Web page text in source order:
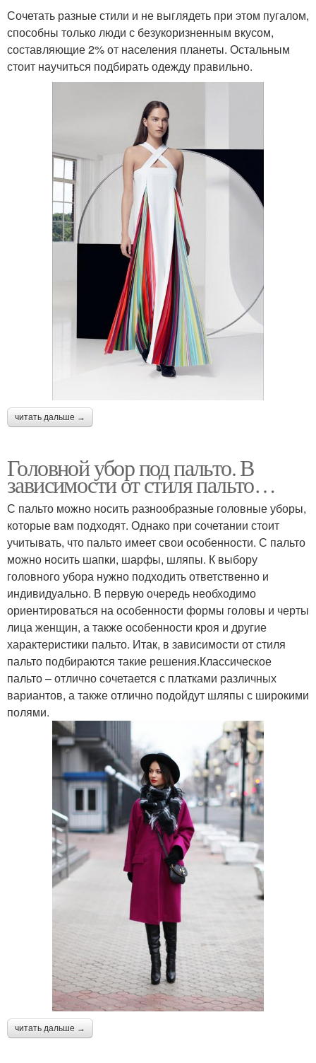
Сочетать разные стили и не выглядеть при этом пугалом,
способны только люди с безукоризненным вкусом,
составляющие 2% от населения планеты. Остальным
стоит научиться подбирать одежду правильно.
читать дальше →
Головной убор под пальто. В
зависимости от стиля пальто…
С пальто можно носить разнообразные головные уборы,
которые вам подходят. Однако при сочетании стоит
учитывать, что пальто имеет свои особенности. С пальто
можно носить шапки, шарфы, шляпы. К выбору
головного убора нужно подходить ответственно и
индивидуально. В первую очередь необходимо
ориентироваться на особенности формы головы и черты
лица женщин, а также особенности кроя и другие
характеристики пальто. Итак, в зависимости от стиля
пальто подбираются такие решения.Классическое
пальто – отлично сочетается с платками различных
вариантов, а также отлично подойдут шляпы с широкими
полями.
читать дальше →